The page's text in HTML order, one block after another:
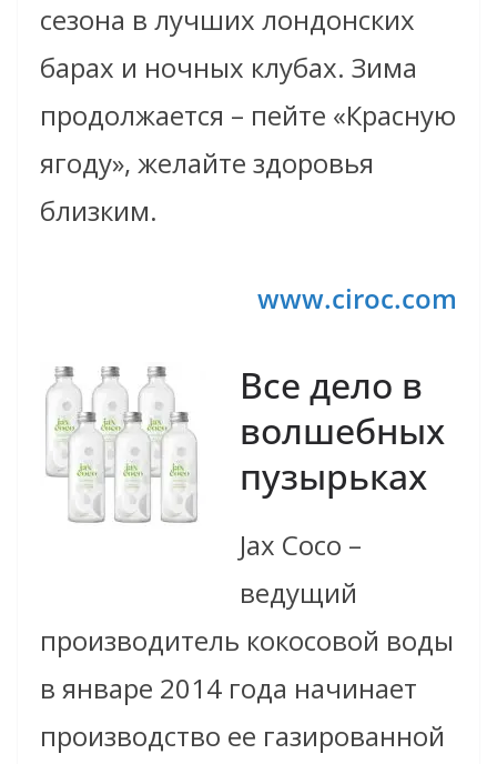
сезона в лучших лондонских
барах и ночных клубах. Зима
продолжается – пейте «Красную
ягоду», желайте здоровья
близким.
www.ciroc.com
Все дело в
волшебных
пузырьках
Jax Coco –
ведущий
производитель кокосовой воды
в январе 2014 года начинает
производство ее газированной